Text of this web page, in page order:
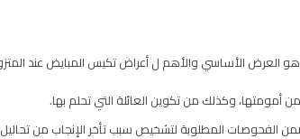
هو العرض الأساسي والأهم ل أعراض تكيس المبايض عند
أمومتها، وكذلك من تكوين العائلة التي تحلم بها.
الفحوصات المطلوبة لتشخيص سبب تأخر الإنجاب من